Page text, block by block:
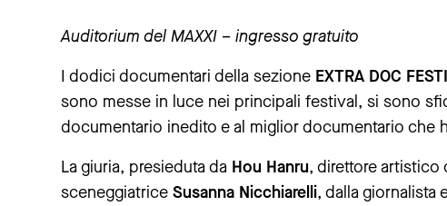
Auditorium del MAXXI – ingresso gratuito
I dodici documentari della sezione EXTRA DOC
sono messe in luce nei principali festival, si sono
documentario inedito e al miglior documentario che
La giuria, presieduta da Hou Hanru, direttore artistico
sceneggiatrice Susanna Nicchiarelli, dalla giornalista